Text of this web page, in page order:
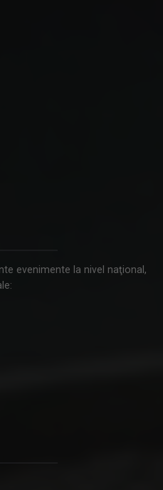
până ...
evenimente la nivel naţional,